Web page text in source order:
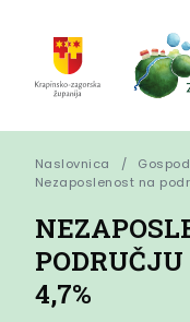
Naslovnica
Nezaposlenost na
4,7%